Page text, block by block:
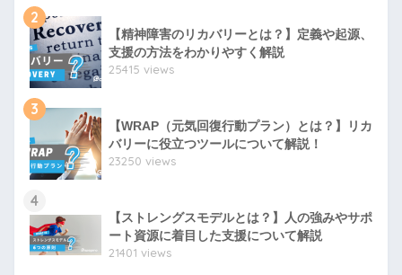
2
【精神障害のリカバリーとは？】定義や起源、
支援の方法をわかりやすく解説
25415 views
3
【WRAP（元気回復行動プラン）とは？】リカ
バリーに役立つツールについて解説！
23250 views
4
【ストレングスモデルとは？】人の強みやサポ
ート資源に着目した支援について解説
21401 views